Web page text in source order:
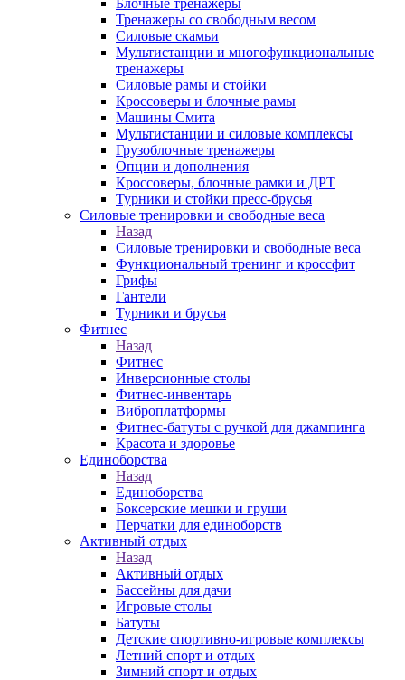
Блочные тренажеры
Тренажеры со свободным весом
Силовые скамьи
Мультистанции и многофункциональные
тренажеры
Силовые рамы и стойки
Кроссоверы и блочные рамы
Машины Смита
Мультистанции и силовые комплексы
Грузоблочные тренажеры
Опции и дополнения
Кроссоверы, блочные рамки и ДРТ
Турники и стойки пресс-брусья
Силовые тренировки и свободные веса
Назад
Силовые тренировки и свободные веса
Функциональный тренинг и кроссфит
Грифы
Гантели
Турники и брусья
Фитнес
Назад
Фитнес
Инверсионные столы
Фитнес-инвентарь
Виброплатформы
Фитнес-батуты с ручкой для джампинга
Красота и здоровье
Единоборства
Назад
Единоборства
Боксерские мешки и груши
Перчатки для единоборств
Активный отдых
Назад
Активный отдых
Бассейны для дачи
Игровые столы
Батуты
Детские спортивно-игровые комплексы
Летний спорт и отдых
Зимний спорт и отдых